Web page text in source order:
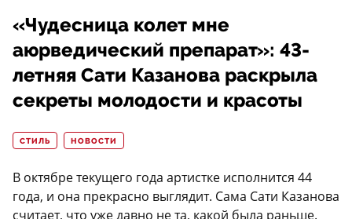
«Чудесница колет мне
аюрведический препарат»: 43-
летняя Сати Казанова раскрыла
секреты молодости и красоты
СТИЛЬ НОВОСТИ
В октябре текущего года артистке исполнится 44
года, и она прекрасно выглядит. Сама Сати Казанова
считает, что уже давно не та, какой была раньше.